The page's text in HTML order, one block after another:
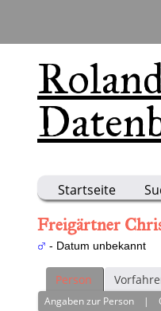
Startseite
Freigärtner
- Datum unbekannt
Person
Angaben zur Person |